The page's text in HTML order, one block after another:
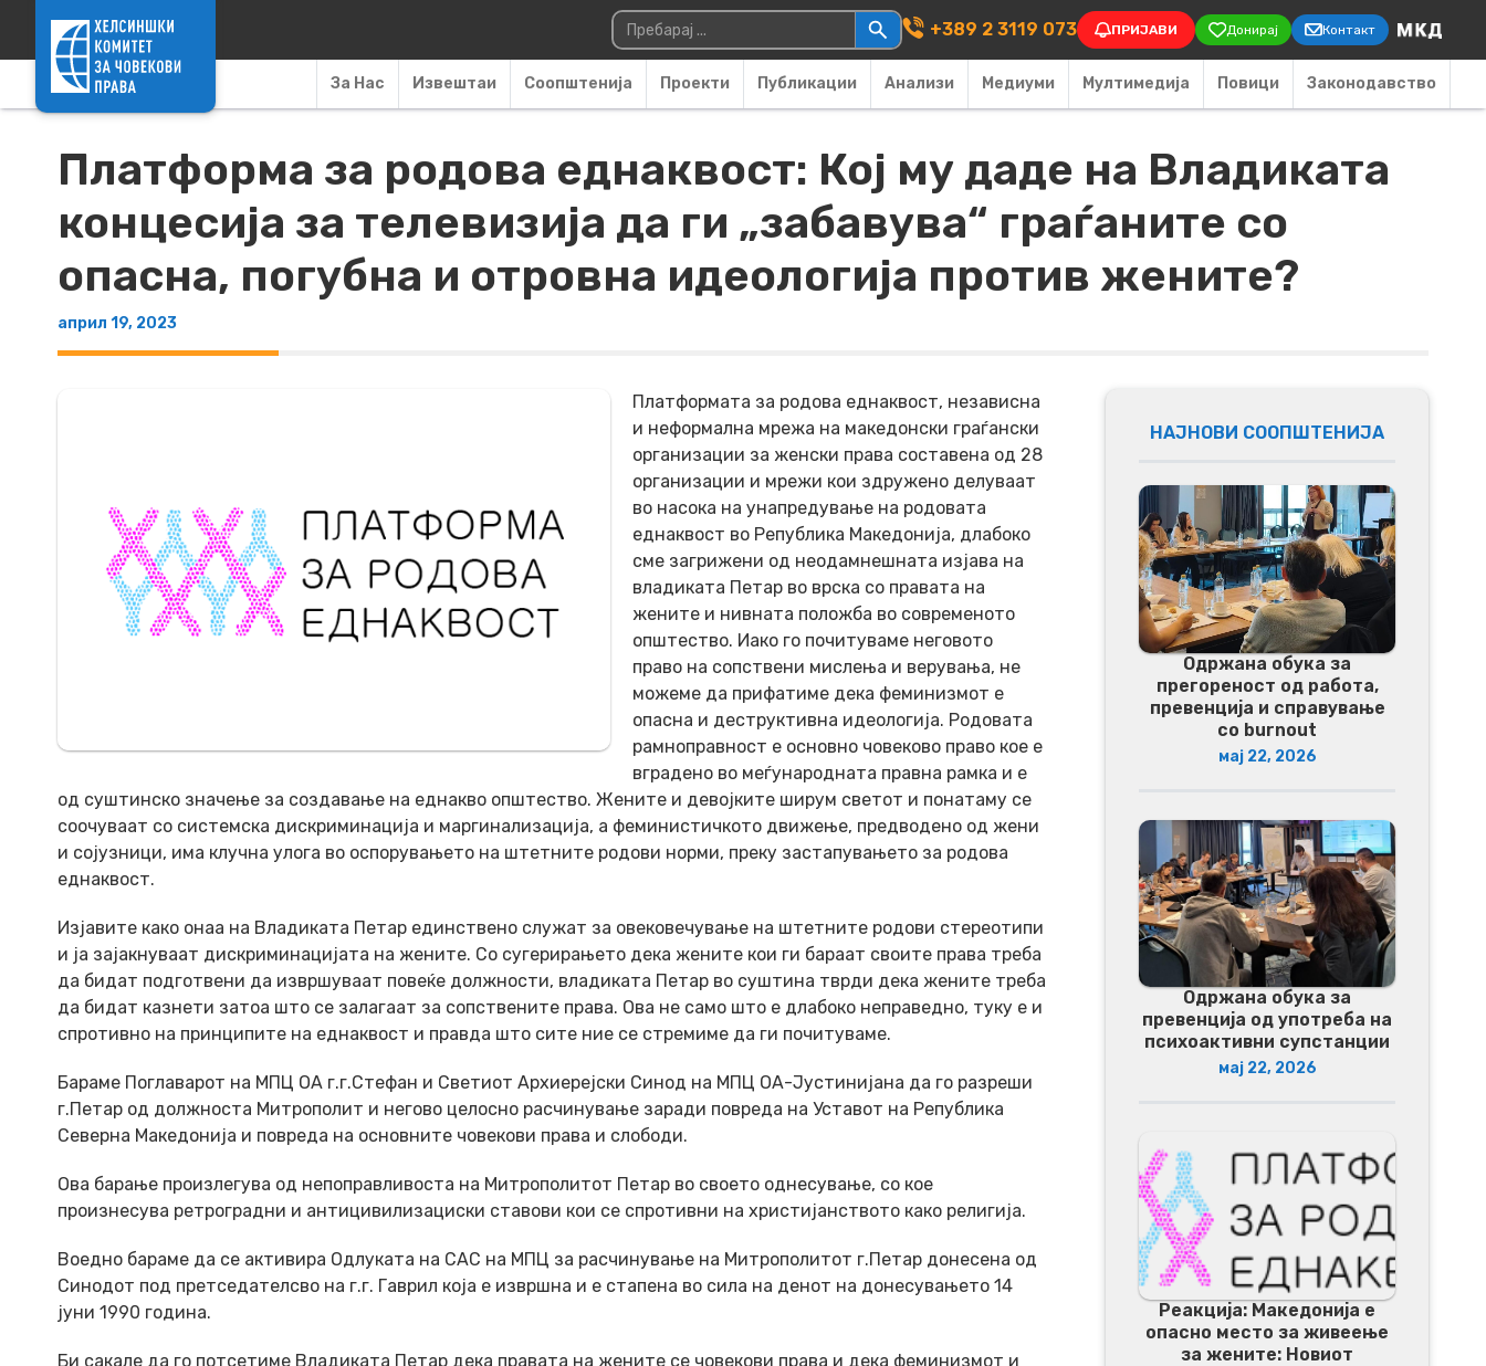
Main Navigation
Пребарувај за: +389 2 3119 073 ПРИЈАВИ Донирај Контакт
За Нас Извештаи Соопштенија Проекти Публикации Анализи Медиуми Мултимедија Повици Законодавство
Платформа за родова еднаквост: Кој му даде на Владиката
концесија за телевизија да ги „забавува“ граѓаните со
опасна, погубна и отровна идеологија против жените?
април 19, 2023
Платформата за родова еднаквост, независна
и неформална мрежа на македонски граѓански
организации за женски права составена од 28
организации и мрежи кои здружено делуваат
во насока на унапредување на родовата
еднаквост во Република Македонија, длабоко
сме загрижени од неодамнешната изјава на
владиката Петар во врска со правата на
жените и нивната положба во современото
општество. Иако го почитуваме неговото
право на сопствени мислења и верувања, не
можеме да прифатиме дека феминизмот е
опасна и деструктивна идеологија. Родовата
рамноправност е основно човеково право кое е
вградено во меѓународната правна рамка и е
од суштинско значење за создавање на еднакво општество. Жените и девојките ширум светот и понатаму се
соочуваат со системска дискриминација и маргинализација, а феминистичкото движење, предводено од жени
и сојузници, има клучна улога во оспорувањето на штетните родови норми, преку застапувањето за родова
еднаквост.
Изјавите како онаа на Владиката Петар единствено служат за овековечување на штетните родови стереотипи
и ја зајакнуваат дискриминацијата на жените. Со сугерирањето дека жените кои ги бараат своите права треба
да бидат подготвени да извршуваат повеќе должности, владиката Петар во суштина тврди дека жените треба
да бидат казнети затоа што се залагаат за сопствените права. Ова не само што е длабоко неправедно, туку е и
спротивно на принципите на еднаквост и правда што сите ние се стремиме да ги почитуваме.
Бараме Поглаварот на МПЦ ОА г.г.Стефан и Светиот Архиерејски Синод на МПЦ ОА-Јустинијана да го разреши
г.Петар од должноста Митрополит и негово целосно расчинување заради повреда на Уставот на Република
Северна Македонија и повреда на основните човекови права и слободи.
Ова барање произлегува од непоправливоста на Митрополитот Петар во своето однесување, со кое
произнесува ретроградни и антицивилизациски ставови кои се спротивни на христијанството како религија.
Воедно бараме да се активира Одлуката на САС на МПЦ за расчинување на Митрополитот г.Петар донесена од
Синодот под претседателсво на г.г. Гаврил која е извршна и е стапена во сила на денот на донесувањето 14
јуни 1990 година.
Би сакале да го потсетиме Владиката Петар дека правата на жените се човекови права и дека феминизмот и
НАЈНОВИ СООПШТЕНИЈА
Одржана обука за
прегореност од работа,
превенција и справување
со burnout
мај 22, 2026
Одржана обука за
превенција од употреба на
психоактивни супстанции
мај 22, 2026
Реакција: Македонија е
опасно место за живеење
за жените: Новиот